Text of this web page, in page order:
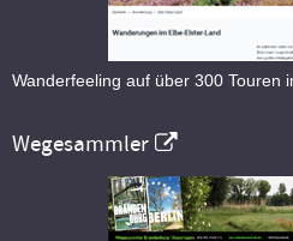
Wanderfeeling auf über 300 Touren
Wegesammler